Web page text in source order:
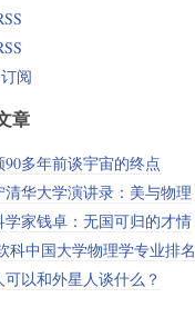
阅
章
90多年前谈宇宙的终点
清华大学演讲录：美与物理
学家钱卓：无国可归的才情
科中国大学物理学专业排名
可以和外星人谈什么？